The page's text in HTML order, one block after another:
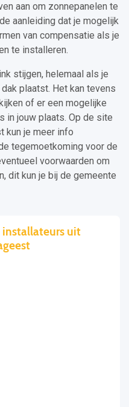
aan om zonnepanelen te
aanleiding dat je mogelijk
van compensatie als je
te installeren.
stijgen, helemaal als je
plaatst. Het kan tevens
of er een mogelijke
in jouw plaats. Op de site
kun je meer info
tegemoetkoming voor de
voorwaarden om
dit kun je bij de gemeente
installateurs uit